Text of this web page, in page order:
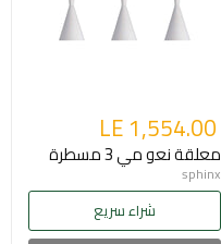
LE 1,554.00
معلقة نعو مي 3 مسطرة
sphinx
شراء سريع